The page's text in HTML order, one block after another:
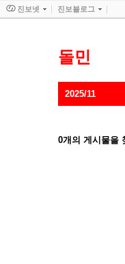
돌민
2025/11
0개의 게시물을
진보넷 진보블로그